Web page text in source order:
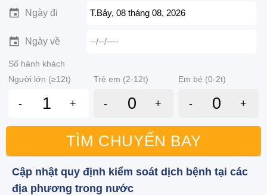
Ngày đi T.Bảy, 08 tháng 08, 2026
Ngày về --/--/----
Số hành khách
Người lớn (≥12t)
Trẻ em (2-12t) Em bé (0-2t)
- + - + - +
TÌM CHUYẾN BAY
Cập nhật quy định kiểm soát dịch bệnh tại các
địa phương trong nước